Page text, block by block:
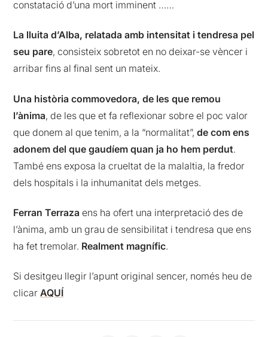
constatació d’una mort imminent ……
La lluita d’Alba, relatada amb intensitat i tendresa pel
seu pare, consisteix sobretot en no deixar-se vèncer i
arribar fins al final sent un mateix.
Una història commovedora, de les que remou
l’ànima, de les que et fa reflexionar sobre el poc valor
que donem al que tenim, a la “normalitat”,de com ens
adonem del que gaudíem quan ja ho hem perdut.
També ens exposa la crueltat de la malaltia, la fredor
dels hospitals i la inhumanitat dels metges.
Ferran Terraza ens ha ofert una interpretació des de
l’ànima, amb un grau de sensibilitat i tendresa que ens
ha fet tremolar. Realment magnífic.
Si desitgeu llegir l’apunt original sencer, només heu de
clicarAQUÍ